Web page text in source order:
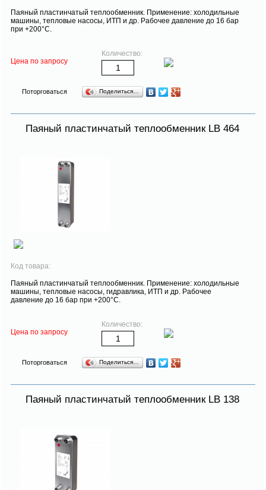
Паяный пластинчатый теплообменник. Применение: холодильные
машины, тепловые насосы, ИТП и др. Рабочее давление до 16 бар
при +200°С.
Цена по запросу
Количество:
Поторговаться Поделиться…
Паяный пластинчатый теплообменник LB 464
Код товара:
Паяный пластинчатый теплообменник. Применение: холодильные
машины, тепловые насосы, гидравлика, ИТП и др. Рабочее
давление до 16 бар при +200°С.
Цена по запросу
Количество:
Поторговаться Поделиться…
Паяный пластинчатый теплообменник LB 138